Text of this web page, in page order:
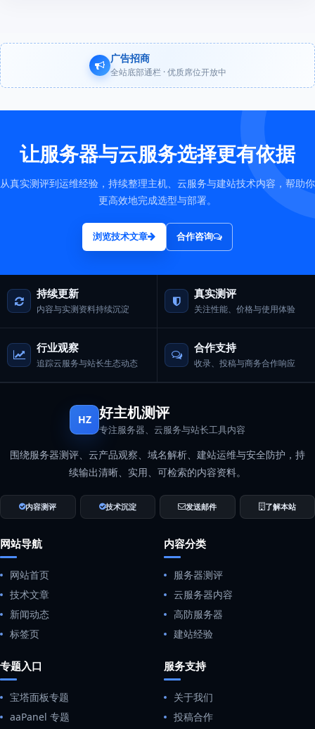
广告招商
全站底部通栏 · 优质席位开放中
让服务器与云服务选择更有依据
从真实测评到运维经验，持续整理主机、云服务与建站技术内容，帮助你
更高效地完成选型与部署。
浏览技术文章 合作咨询
持续更新
内容与实测资料持续沉淀
真实测评
关注性能、价格与使用体验
行业观察
追踪云服务与站长生态动态
合作支持
收录、投稿与商务合作响应
HZ 好主机测评
专注服务器、云服务与站长工具内容
围绕服务器测评、云产品观察、域名解析、建站运维与安全防护，持
续输出清晰、实用、可检索的内容资料。
内容测评 技术沉淀 发送邮件 了解本站
网站导航
网站首页
技术文章
新闻动态
标签页
内容分类
服务器测评
云服务器内容
高防服务器
建站经验
专题入口
宝塔面板专题
aaPanel 专题
服务支持
关于我们
投稿合作